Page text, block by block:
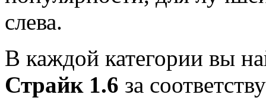
слева.
В каждой категории вы
Страйк 1.6 за